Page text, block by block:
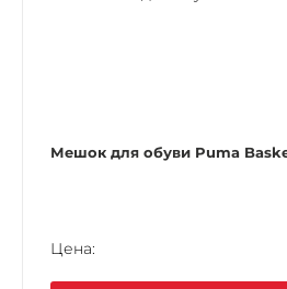
Мешок для обуви Puma
Цена: